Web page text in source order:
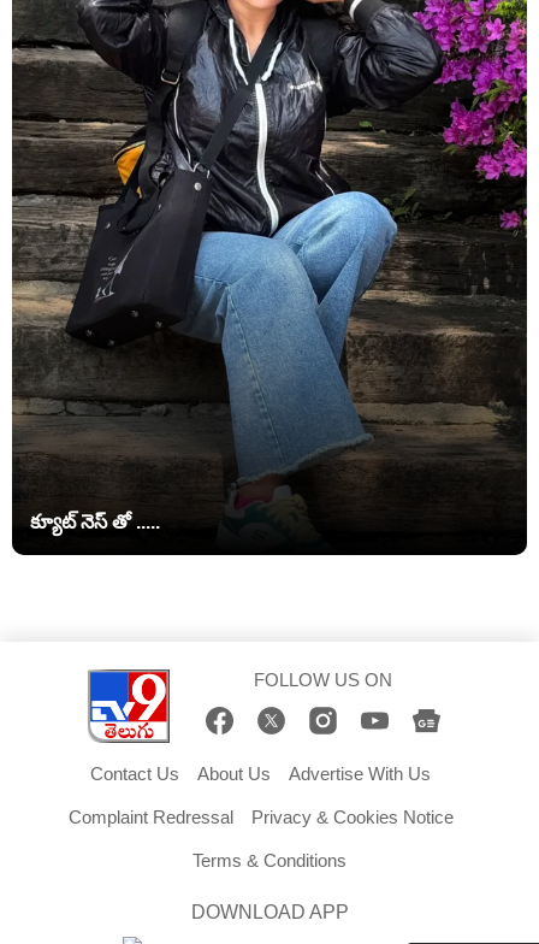
క్యూట్ నెస్ తో .....
FOLLOW US ON
Contact Us About Us Advertise With Us
Complaint Redressal Privacy & Cookies Notice
Terms & Conditions
DOWNLOAD APP